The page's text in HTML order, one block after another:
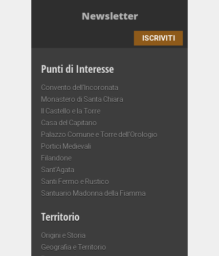
Newsletter
ISCRIVITI
Punti di Interesse
Convento dell’Incoronata
Monastero di Santa Chiara
Il Castello e la Torre
Casa del Capitano
Palazzo Comune e Torre dell’Orologio
Portici Medievali
Filandone
Sant’Agata
Santi Fermo e Rustico
Santuario Madonna della Fiamma
Territorio
Origini e Storia
Geografia e Territorio